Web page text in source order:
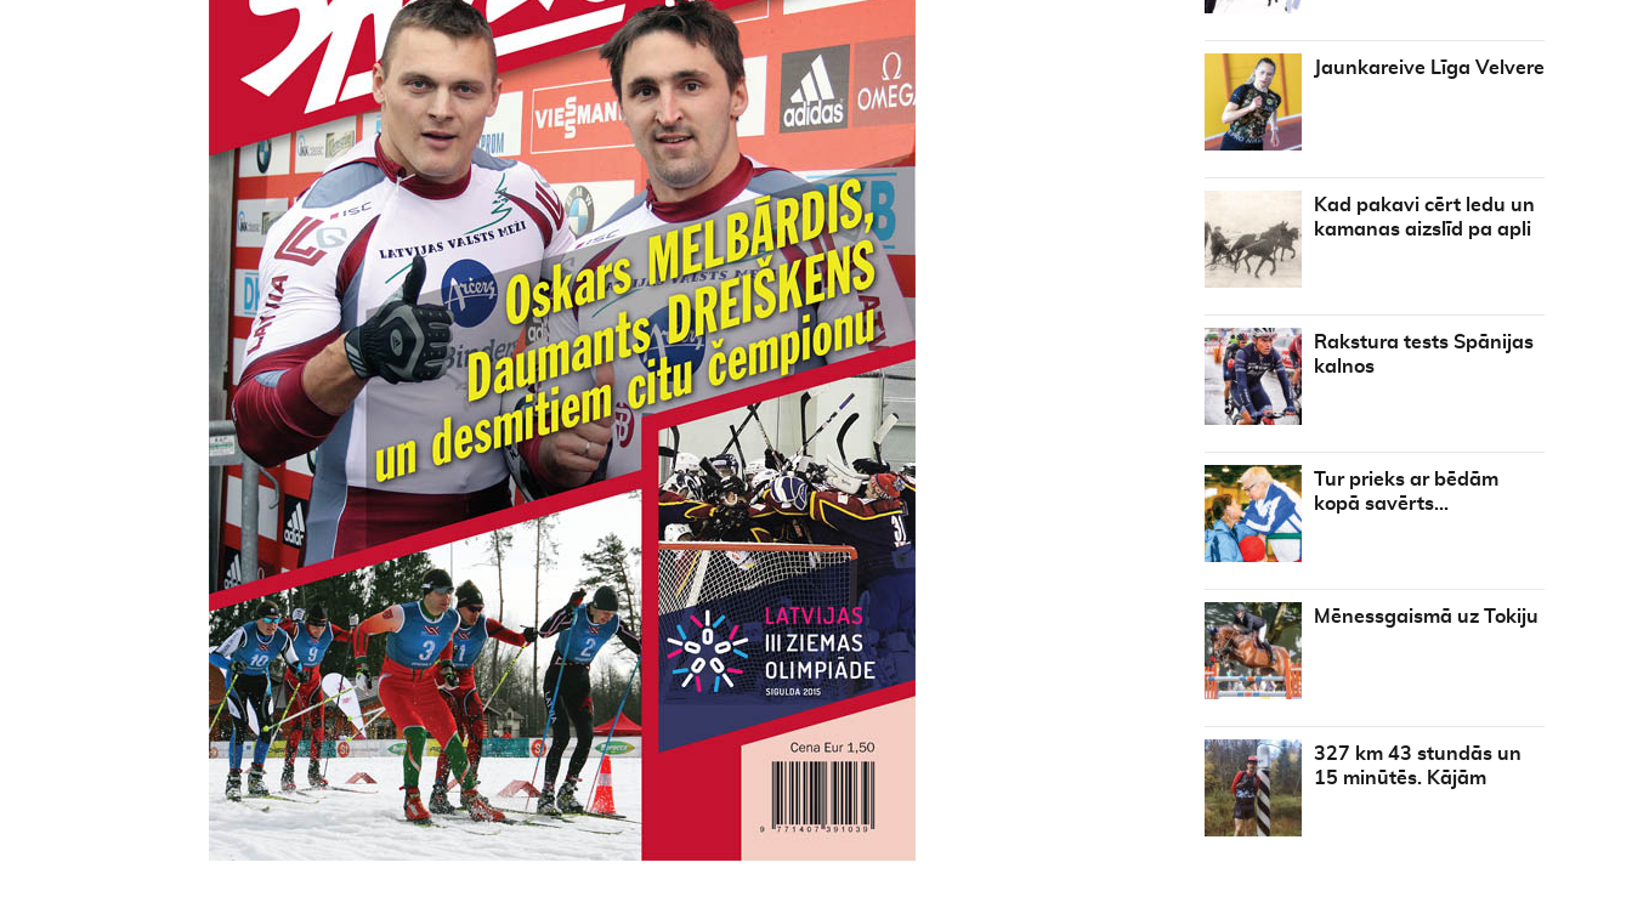
Jaunkareive Līga Velvere
Kad pakavi cērt ledu un
kamanas aizslīd pa apli
Rakstura tests Spānijas
kalnos
Tur prieks ar bēdām
kopā savērts…
Mēnessgaismā uz Tokiju
327 km 43 stundās un
15 minūtēs. Kājām